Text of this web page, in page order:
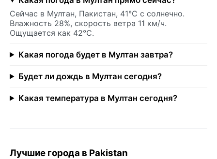
Сейчас в Мултан, Пакистан, 41°C с солнечно.
Влажность 28%, скорость ветра 11 км/ч.
Ощущается как 42°C.
Какая погода будет в Мултан завтра?
Будет ли дождь в Мултан сегодня?
Какая температура в Мултан сегодня?
Лучшие города в Pakistan